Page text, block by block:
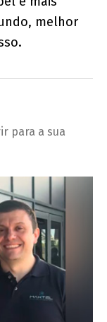
melhor
para a sua